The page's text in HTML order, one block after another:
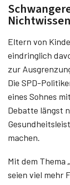
Nichtwissen
Eltern von
eindringlich
zur
Die SPD-
eines Sohnes
Debatte längst
machen.
Mit dem Thema
seien viel mehr